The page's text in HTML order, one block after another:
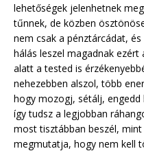
lehetőségek jelenhetnek
tűnnek, de közben
nem csak a pénztárcádat,
hálás leszel magadnak ezért
alatt a tested is
nehezebben alszol, több
hogy mozogj, sétálj,
így tudsz a legjobban
most tisztábban beszél, mint
megmutatja, hogy nem kell